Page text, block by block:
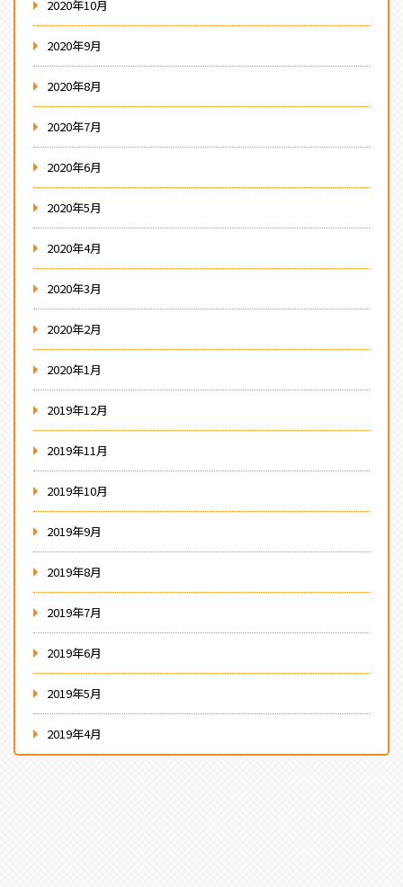
2020年10月
2020年9月
2020年8月
2020年7月
2020年6月
2020年5月
2020年4月
2020年3月
2020年2月
2020年1月
2019年12月
2019年11月
2019年10月
2019年9月
2019年8月
2019年7月
2019年6月
2019年5月
2019年4月